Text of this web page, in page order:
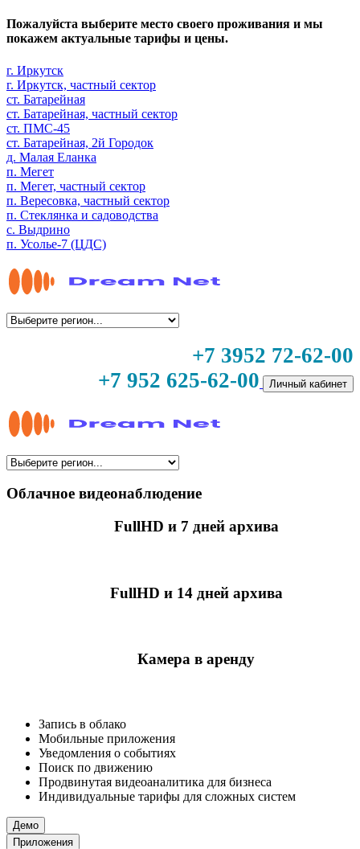
Пожалуйста выберите место своего проживания и мы
покажем актуальные тарифы и цены.
г. Иркутск
г. Иркутск, частный сектор
ст. Батарейная
ст. Батарейная, частный сектор
ст. ПМС-45
ст. Батарейная, 2й Городок
д. Малая Еланка
п. Мегет
п. Мегет, частный сектор
п. Вересовка, частный сектор
п. Стеклянка и садоводства
с. Выдрино
п. Усолье-7 (ЦДС)
+7 3952 72-62-00
+7 952 625-62-00
Личный кабинет
Облачное видеонаблюдение
FullHD и 7 дней архива
FullHD и 14 дней архива
Камера в аренду
Запись в облако
Мобильные приложения
Уведомления о событиях
Поиск по движению
Продвинутая видеоаналитика для бизнеса
Индивидуальные тарифы для сложных систем
Демо
Приложения